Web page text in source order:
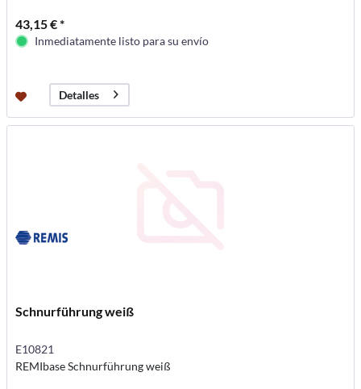
43,15 € *
Inmediatamente listo para su envío
Detalles
Schnurführung weiß
E10821
REMIbase Schnurführung weiß